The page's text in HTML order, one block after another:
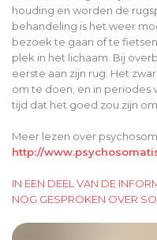
houding en worden de
behandeling is het weer
bezoek te gaan of te
plek in het lichaam. Bij
eerste aan zijn rug. Het
om te doen, en in periodes
tijd dat het goed zou zijn
Meer lezen over
http://
IN EEN DEEL VAN DE
NOG GESPROKEN OVER